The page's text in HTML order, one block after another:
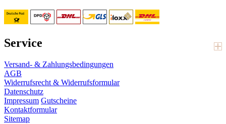
Service
Versand- & Zahlungsbedingungen
AGB
Widerrufsrecht & Widerrufsformular
Datenschutz
Impressum Gutscheine
Kontaktformular
Sitemap